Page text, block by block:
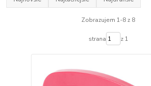
Zobrazujem 1-8 z 8
strana z 1